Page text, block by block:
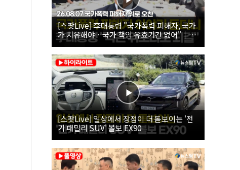
[스팟Live] 李대통령 "국가폭력 피해자, 국가
가 치유해야…국가 책임 유효기간 없어"｜
26.08.07 국가폭력 피해자 위로 오찬
[스팟Live] 일상에서 장점이 더 돋보이는 '전
기 패밀리 SUV' 볼보 EX90